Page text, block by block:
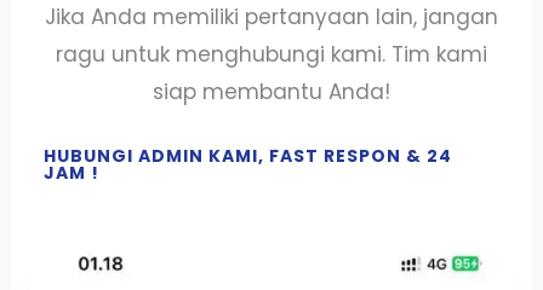
Jika Anda memiliki pertanyaan lain, jangan
ragu untuk menghubungi kami. Tim kami
siap membantu Anda!
HUBUNGI ADMIN KAMI, FAST RESPON & 24
JAM !